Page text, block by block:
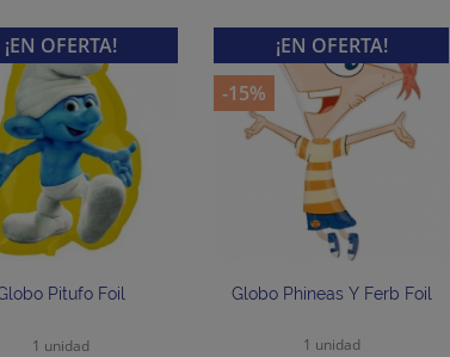
Pitufo Foil
1 unidad
¡EN OFERTA!
Globo Phineas Y Ferb Foil
1 unidad
¡EN OFERTA!
-15%